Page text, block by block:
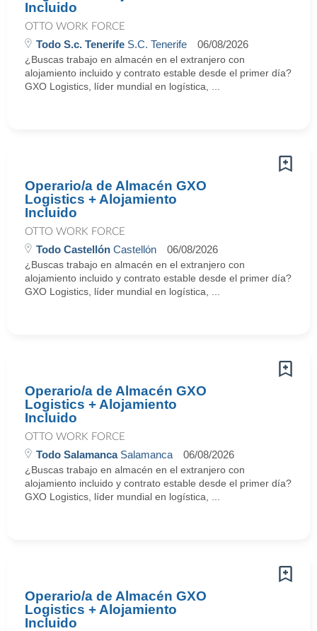
Incluido
OTTO WORK FORCE
Todo S.c. Tenerife S.C. Tenerife 06/08/2026
¿Buscas trabajo en almacén en el extranjero con
alojamiento incluido y contrato estable desde el primer día?
GXO Logistics, líder mundial en logística, ...
Operario/a de Almacén GXO
Logistics + Alojamiento
Incluido
OTTO WORK FORCE
Todo Castellón Castellón 06/08/2026
¿Buscas trabajo en almacén en el extranjero con
alojamiento incluido y contrato estable desde el primer día?
GXO Logistics, líder mundial en logística, ...
Operario/a de Almacén GXO
Logistics + Alojamiento
Incluido
OTTO WORK FORCE
Todo SalamancaSalamanca 06/08/2026
¿Buscas trabajo en almacén en el extranjero con
alojamiento incluido y contrato estable desde el primer día?
GXO Logistics, líder mundial en logística, ...
Operario/a de Almacén GXO
Logistics + Alojamiento
Incluido